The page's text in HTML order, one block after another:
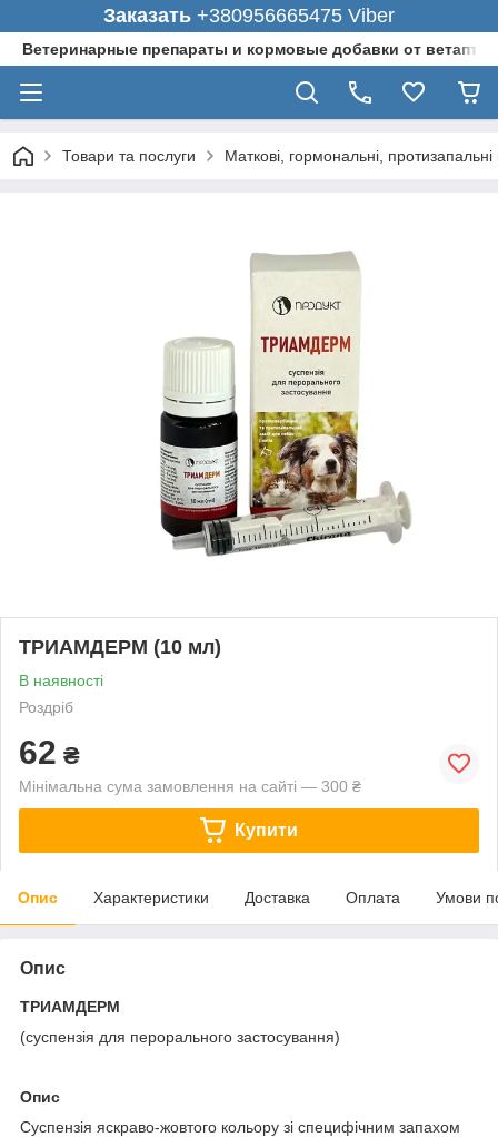
Заказать +380956665475 Viber
Ветеринарные препараты и кормовые добавки от
Товари та послуги Маткові, гормональні,
ТРИАМДЕРМ (10 мл)
В наявності
Роздріб
62 ₴
Мінімальна сума замовлення на сайті — 300 ₴
Купити
Опис Характеристики Доставка Оплата Умови
Опис
ТРИАМДЕРМ
(суспензія для перорального застосування)
Опис
Суспензія яскраво-жовтого кольору зі специфічним запахом